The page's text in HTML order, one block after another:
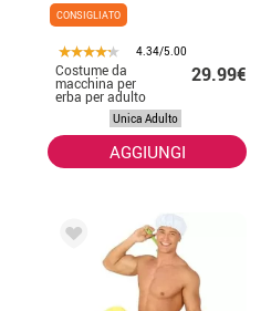
CONSIGLIATO
4.34/5.00
Costume da
macchina per
erba per adulto
29.99€
Unica Adulto
AGGIUNGI